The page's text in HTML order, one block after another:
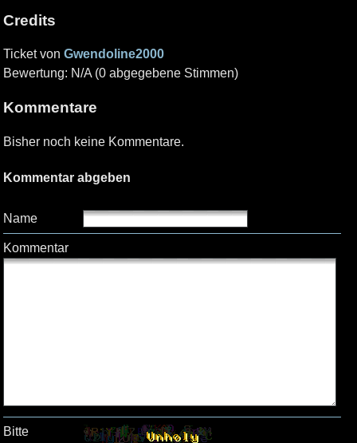
Credits
Ticket von Gwendoline2000
Bewertung: N/A (0 abgegebene Stimmen)
Kommentare
Bisher noch keine Kommentare.
Kommentar abgeben
Name
Kommentar
Bitte